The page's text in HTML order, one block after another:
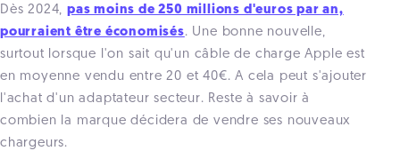
Dès 2024, pas moins de 250 millions d'euros par an,
pourraient être économisés. Une bonne nouvelle,
surtout lorsque l'on sait qu'un câble de charge Apple est
en moyenne vendu entre 20 et 40€. A cela peut s'ajouter
l'achat d'un adaptateur secteur. Reste à savoir à
combien la marque décidera de vendre ses nouveaux
chargeurs.